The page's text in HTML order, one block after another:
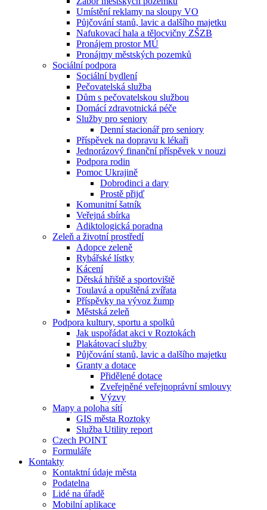
Umístění reklamy na sloupy VO
Půjčování stanů, lavic a dalšího majetku
Nafukovací hala a tělocvičny ZŠZB
Pronájem prostor MÚ
Pronájmy městských pozemků
Sociální podpora
Sociální bydlení
Pečovatelská služba
Dům s pečovatelskou službou
Domácí zdravotnická péče
Služby pro seniory
Denní stacionář pro seniory
Příspěvek na dopravu k lékaři
Jednorázový finanční příspěvek v nouzi
Podpora rodin
Pomoc Ukrajině
Dobrodinci a dary
Prostě přijď
Komunitní šatník
Veřejná sbírka
Adiktologická poradna
Zeleň a životní prostředí
Adopce zeleně
Rybářské lístky
Kácení
Dětská hřiště a sportoviště
Toulavá a opuštěná zvířata
Příspěvky na vývoz žump
Městská zeleň
Podpora kultury, sportu a spolků
Jak uspořádat akci v Roztokách
Plakátovací služby
Půjčování stanů, lavic a dalšího majetku
Granty a dotace
Přidělené dotace
Zveřejněné veřejnoprávní smlouvy
Výzvy
Mapy a poloha sítí
GIS města Roztoky
Služba Utility report
Czech POINT
Formuláře
Kontakty
Kontaktní údaje města
Podatelna
Lidé na úřadě
Mobilní aplikace